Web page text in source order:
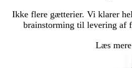
Ikke flere gætterier. Vi klarer
brainstorming til levering af
Læs mere